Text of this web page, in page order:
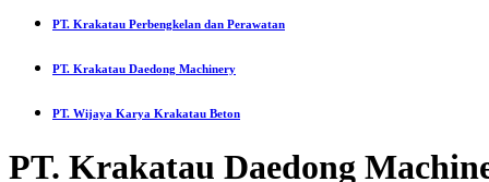
PT. Krakatau Perbengkelan dan Perawatan
PT. Krakatau Daedong Machinery
PT. Wijaya Karya Krakatau Beton
PT. Krakatau Daedong